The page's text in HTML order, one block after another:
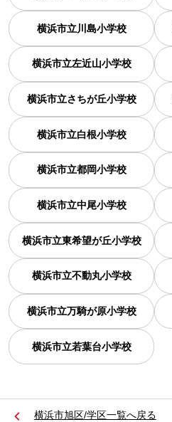
横浜市立川島小学校
横浜市立左近山小学校
横浜市立さちが丘小学校
横浜市立白根小学校
横浜市立都岡小学校
横浜市立中尾小学校
横浜市立東希望が丘小学校
横浜市立不動丸小学校
横浜市立万騎が原小学校
横浜市立若葉台小学校
横浜市旭区/学区一覧へ戻る